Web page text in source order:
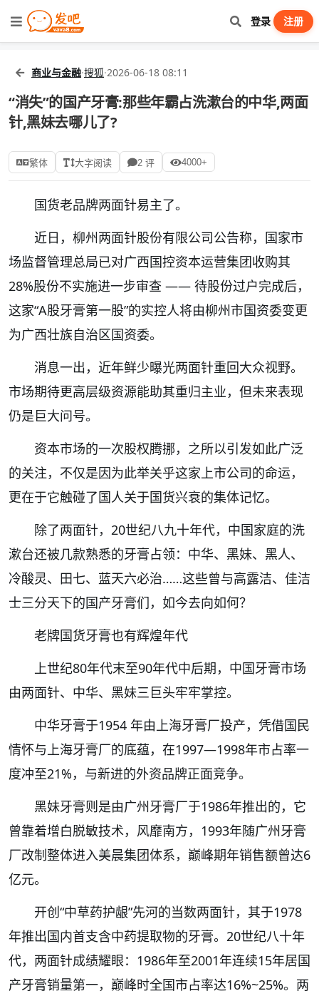
登录 注册
商业与金融·搜狐·2026-06-18 08:11
“消失”的国产牙膏:那些年霸占洗漱台的中华,两面
针,黑妹去哪儿了?
繁体 大字阅读 2 评 4000+
国货老品牌两面针易主了。
近日，柳州两面针股份有限公司公告称，国家市
场监督管理总局已对广西国控资本运营集团收购其
28%股份不实施进一步审查 —— 待股份过户完成后，
这家“A股牙膏第一股”的实控人将由柳州市国资委变更
为广西壮族自治区国资委。
消息一出，近年鲜少曝光两面针重回大众视野。
市场期待更高层级资源能助其重归主业，但未来表现
仍是巨大问号。
资本市场的一次股权腾挪，之所以引发如此广泛
的关注，不仅是因为此举关乎这家上市公司的命运，
更在于它触碰了国人关于国货兴衰的集体记忆。
除了两面针，20世纪八九十年代，中国家庭的洗
漱台还被几款熟悉的牙膏占领：中华、黑妹、黑人、
冷酸灵、田七、蓝天六必治……这些曾与高露洁、佳洁
士三分天下的国产牙膏们，如今去向如何？
老牌国货牙膏也有辉煌年代
上世纪80年代末至90年代中后期，中国牙膏市场
由两面针、中华、黑妹三巨头牢牢掌控。
中华牙膏于1954 年由上海牙膏厂投产，凭借国民
情怀与上海牙膏厂的底蕴，在1997—1998年市占率一
度冲至21%，与新进的外资品牌正面竞争。
黑妹牙膏则是由广州牙膏厂于1986年推出的，它
曾靠着增白脱敏技术，风靡南方，1993年随广州牙膏
厂改制整体进入美晨集团体系，巅峰期年销售额曾达6
亿元。
开创“中草药护龈”先河的当数两面针，其于1978
年推出国内首支含中药提取物的牙膏。20世纪八十年
代，两面针成绩耀眼：1986年至2001年连续15年居国
产牙膏销量第一，巅峰时全国市占率达16%~25%。两